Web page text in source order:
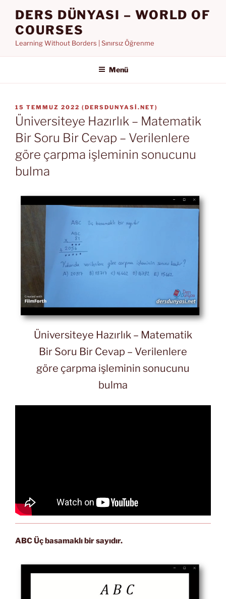
DERS DÜNYASI – WORLD OF
COURSES
Learning Without Borders | Sınırsız Öğrenme
Menü
YAYIM
TARIHI
15 TEMMUZ 2022 (DERSDUNYASI.NET)
Üniversiteye Hazırlık – Matematik
Bir Soru Bir Cevap – Verilenlere
göre çarpma işleminin sonucunu
bulma
Üniversiteye Hazırlık – Matematik
Bir Soru Bir Cevap – Verilenlere
göre çarpma işleminin sonucunu
bulma
ABC Üç basamaklı bir sayıdır.